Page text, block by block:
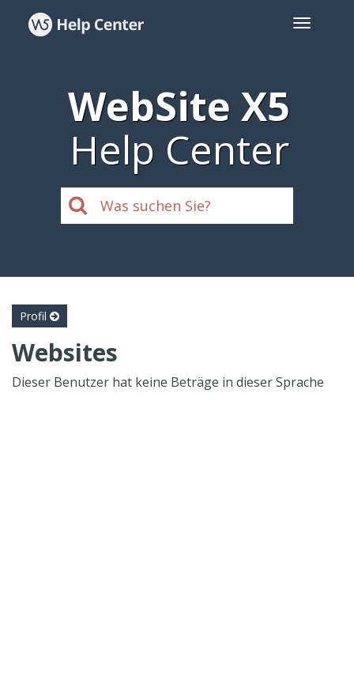
WebSite X5
Help Center
Profil
Websites
Dieser Benutzer hat keine Beträge in dieser Sprache